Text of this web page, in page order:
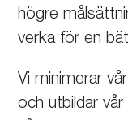
högre
verka för en
Vi minimerar
och utbildar